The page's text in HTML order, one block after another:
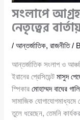
সংলাপে
নেতৃত্বের
/আন্তর্জাতিক,রাজনীতি/
আন্তর্জাতিক সংলাপ ও
ইরানের প্রেসিডেন্টমাসুদ
স্পিকারমোহাম্মদ বাঘের
সামাজিক যোগাযোগমাধ্যমে
তুলে ধরেছেন, তেমনি